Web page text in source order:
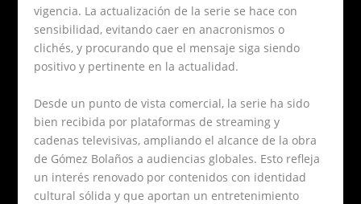
vigencia. La actualización de la serie se hace con
sensibilidad, evitando caer en anacronismos o
clichés, y procurando que el mensaje siga siendo
positivo y pertinente en la actualidad.
Desde un punto de vista comercial, la serie ha sido
bien recibida por plataformas de streaming y
cadenas televisivas, ampliando el alcance de la obra
de Gómez Bolaños a audiencias globales. Esto refleja
un interés renovado por contenidos con identidad
cultural sólida y que aportan un entretenimiento